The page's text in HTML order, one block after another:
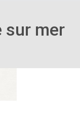
sur mer